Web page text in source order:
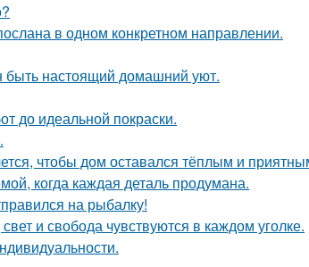
в одном конкретном направлении.
быть настоящий домашний уют.
до идеальной покраски.
чтобы дом оставался тёплым и
когда каждая деталь продумана.
на рыбалку!
и свобода чувствуются в каждом уголке.